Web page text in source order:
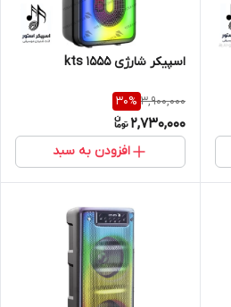
اسپیکر شارژی kts 1555
3,900,000
30%
2,730,000
افزودن به سبد